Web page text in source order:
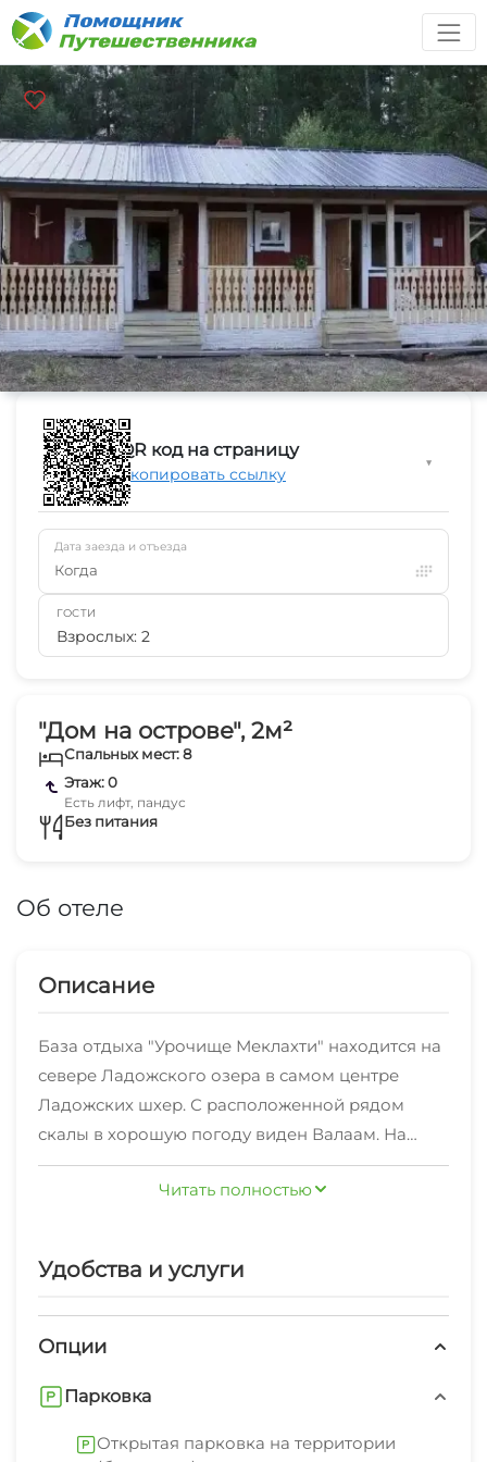
"Дом на острове", 2м²
Спальных мест: 8
Этаж: 0
Есть лифт, пандус
Без питания
Об отеле
Описание
База отдыха "Урочище Меклахти" находится на
севере Ладожского озера в самом центре
Ладожских шхер. С расположенной рядом
скалы в хорошую погоду виден Валаам. На
холмистой равнине площадью более 25
гектаров расположено 18 жилых домов и
рыбалкой, посещать интересные природные
активно и разнообразно или спокойно и
экологически чистые продукты с местного
прокат велосипедов, санки, ватрушки,
Читать полностью
Удобства и услуги
Опции
Парковка
Открытая парковка на территории
QR код на страницу
Скопировать ссылку
▼
Дата заезда и отъезда
Когда
ГОСТИ
Взрослых: 2